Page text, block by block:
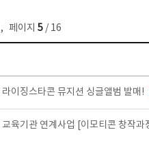
, 페이지 5 / 16
라이징스타콘 뮤지션 싱글앨범 발매!
교육기관 연계사업 [이모티콘 창작